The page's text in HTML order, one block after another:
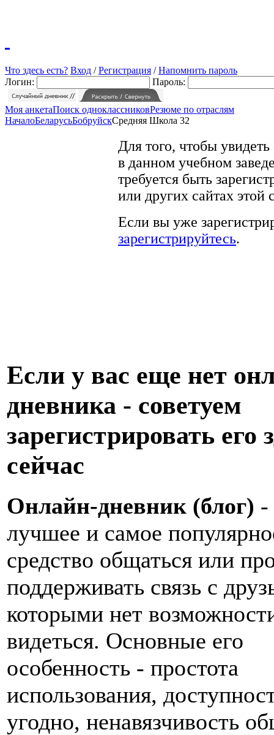
Что здесь есть? Вход /Регистрация /Напомнить пароль
Логин:
Пароль:
Моя анкетаПоиск одноклассниковРезюме по отраслям
НачалоБеларусьБобруйскСредняя Школа 32
Для того, чтобы
в данном учебном
требуется быть
или других сайтах этой
Если вы уже
зарегистрируйтесь.
Если у вас еще нет
дневника - советуем
зарегистрировать его
сейчас
Онлайн-дневник (блог) -
лучшее и самое
средство общаться или
поддерживать связь с
которыми нет
видеться. Основные его
особенность - простота
использования,
угодно, ненавязчивость